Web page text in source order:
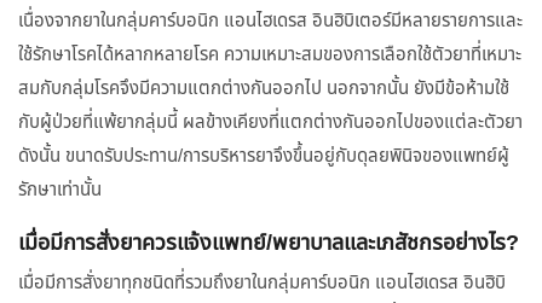
เนื่องจากยาในกลุ่มคาร์บอนิก แอนไฮเดรส อินฮิบิเตอร์มีหลายรายการและ
ใช้รักษาโรคได้หลากหลายโรค ความเหมาะสมของการเลือกใช้ตัวยาที่เหมาะ
สมกับกลุ่มโรคจึงมีความแตกต่างกันออกไป นอกจากนั้น ยังมีข้อห้ามใช้
กับผู้ป่วยที่แพ้ยากลุ่มนี้ ผลข้างเคียงที่แตกต่างกันออกไปของแต่ละตัวยา
ดังนั้น ขนาดรับประทาน/การบริหารยาจึงขึ้นอยู่กับดุลยพินิจของแพทย์ผู้
รักษาเท่านั้น
เมื่อมีการสั่งยาควรแจ้งแพทย์/พยาบาลและเภสัชกรอย่างไร?
เมื่อมีการสั่งยาทุกชนิดที่รวมถึงยาในกลุ่มคาร์บอนิก แอนไฮเดรส อินฮิบิ